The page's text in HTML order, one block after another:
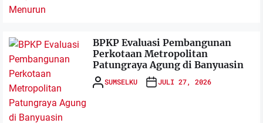
BPKP Evaluasi Pembangunan
Perkotaan Metropolitan
Patungraya Agung di Banyuasin
SUMSELKU JULI 27, 2026